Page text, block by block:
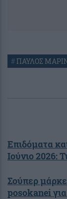
#ΠΑΥΛΟΣ
Επιδόματα
Ιούνιο 2026:
Σούπερ
posokanei για